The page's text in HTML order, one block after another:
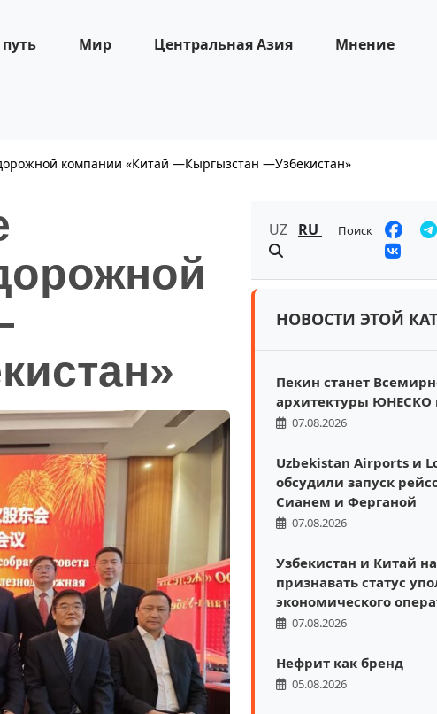
Мир Центральная Азия Мнение
компании «Китай —Кыргызстан —Узбекистан»
UZ RU Поиск
НОВОСТИ ЭТОЙ
Пекин станет
архитектуры ЮНЕСКО
07.08.2026
Uzbekistan Airports и
обсудили запуск
Сианем и Ферганой
07.08.2026
Узбекистан и Китай
признавать статус
экономического
07.08.2026
Нефрит как бренд
05.08.2026